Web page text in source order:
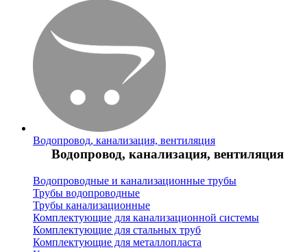
Водопровод, канализация, вентиляция
Водопровод, канализация, вентиляция
Водопроводные и канализационные трубы
Трубы водопроводные
Трубы канализационные
Комплектующие для канализационной системы
Комплектующие для стальных труб
Комплектующие для металлопласта